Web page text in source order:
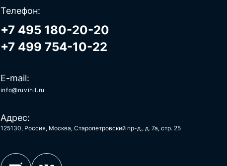
Телефон:
+7 495 180-20-20
+7 499 754-10-22
E-mail:
info@ruvinil.ru
Адрес:
125130, Россия, Москва, Старопетровский пр-д., д. 7а, стр. 25